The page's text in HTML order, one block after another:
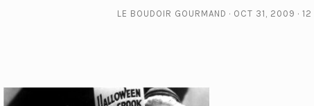
LE BOUDOIR GOURMAND OCT 31, 2009 12